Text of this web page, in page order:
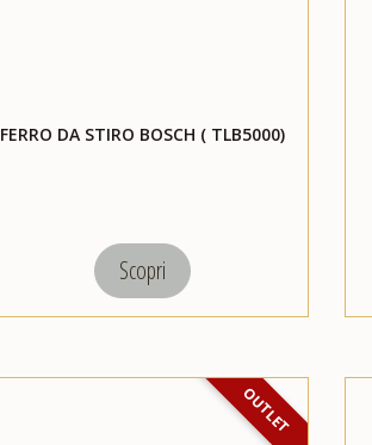
FERRO DA STIRO BOSCH ( TLB5000)
Scopri
OUTLET